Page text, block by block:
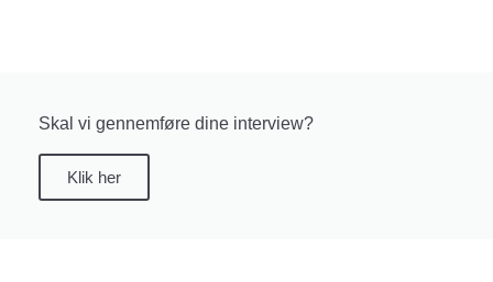
Skal vi gennemføre dine interview?
Klik her